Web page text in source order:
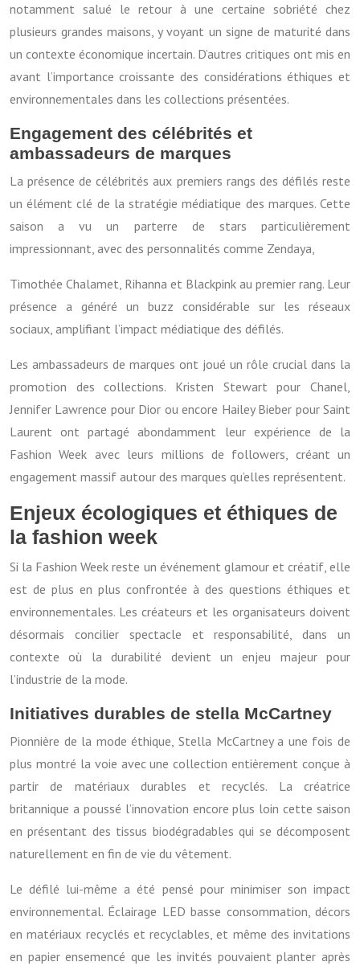
notamment salué le retour à une certaine sobriété chez
plusieurs grandes maisons, y voyant un signe de maturité dans
un contexte économique incertain. D’autres critiques ont mis en
avant l’importance croissante des considérations éthiques et
environnementales dans les collections présentées.
Engagement des célébrités et
ambassadeurs de marques
La présence de célébrités aux premiers rangs des défilés reste
un élément clé de la stratégie médiatique des marques. Cette
saison a vu un parterre de stars particulièrement
impressionnant, avec des personnalités comme Zendaya,
Timothée Chalamet, Rihanna et Blackpink au premier rang. Leur
présence a généré un buzz considérable sur les réseaux
sociaux, amplifiant l’impact médiatique des défilés.
Les ambassadeurs de marques ont joué un rôle crucial dans la
promotion des collections. Kristen Stewart pour Chanel,
Jennifer Lawrence pour Dior ou encore Hailey Bieber pour Saint
Laurent ont partagé abondamment leur expérience de la
Fashion Week avec leurs millions de followers, créant un
engagement massif autour des marques qu’elles représentent.
Enjeux écologiques et éthiques de
la fashion week
Si la Fashion Week reste un événement glamour et créatif, elle
est de plus en plus confrontée à des questions éthiques et
environnementales. Les créateurs et les organisateurs doivent
désormais concilier spectacle et responsabilité, dans un
contexte où la durabilité devient un enjeu majeur pour
l’industrie de la mode.
Initiatives durables de stella McCartney
Pionnière de la mode éthique, Stella McCartney a une fois de
plus montré la voie avec une collection entièrement conçue à
partir de matériaux durables et recyclés. La créatrice
britannique a poussé l’innovation encore plus loin cette saison
en présentant des tissus biodégradables qui se décomposent
naturellement en fin de vie du vêtement.
Le défilé lui-même a été pensé pour minimiser son impact
environnemental. Éclairage LED basse consommation, décors
en matériaux recyclés et recyclables, et même des invitations
en papier ensemencé que les invités pouvaient planter après